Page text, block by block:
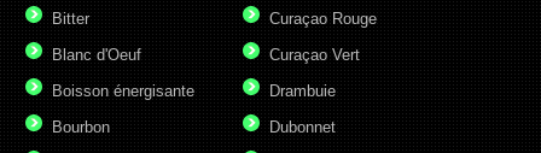
Bitter
Blanc d'Oeuf
Boisson énergisante
Bourbon
Curaçao Rouge
Curaçao Vert
Drambuie
Dubonnet